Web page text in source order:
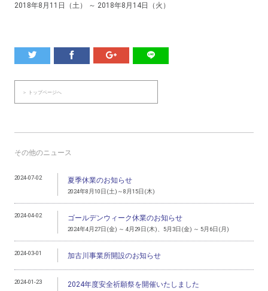
2018年8月11日（土） ～ 2018年8月14日（火）
＞ トップページへ
その他のニュース
2024-07-02 夏季休業のお知らせ
2024年8月10日(土)～8月15日(木)
2024-04-02 ゴールデンウィーク休業のお知らせ
2024年4月27日(金) ～ 4月29日(木)、5月3日(金) ～ 5月6日(月)
2024-03-01 加古川事業所開設のお知らせ
2024-01-23 2024年度安全祈願祭を開催いたしました